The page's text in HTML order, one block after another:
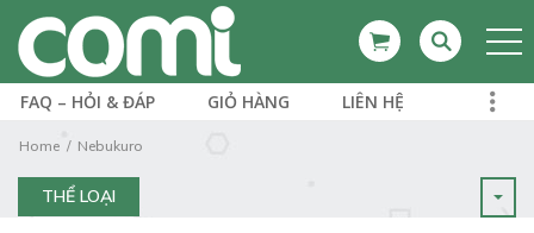
FAQ – HỎI & ĐÁP GIỎ HÀNG LIÊN HỆ
Home Nebukuro
THỂ LOẠI